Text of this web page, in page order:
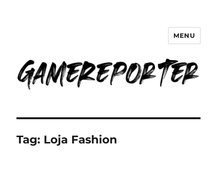
GameReporter | Cultura Gamer
MENU
Tag: Loja Fashion